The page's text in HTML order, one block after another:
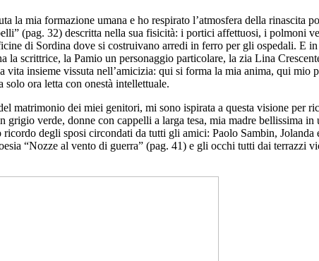
mia formazione umana e ho respirato l’atmosfera della rinascita
(pag. 32) descritta nella sua fisicità: i portici affettuosi, i polmoni
di Sordina dove si costruivano arredi in ferro per gli ospedali. E in
scrittrice, la Pamio un personaggio particolare, la zia Lina
insieme vissuta nell’amicizia: qui si forma la mia anima, qui mio
ora letta con onestà intellettuale.
dei miei genitori, mi sono ispirata a questa visione per
verde, donne con cappelli a larga tesa, mia madre bellissima in
degli sposi circondati da tutti gli amici: Paolo Sambin,
“Nozze al vento di guerra” (pag. 41) e gli occhi tutti dai terrazzi